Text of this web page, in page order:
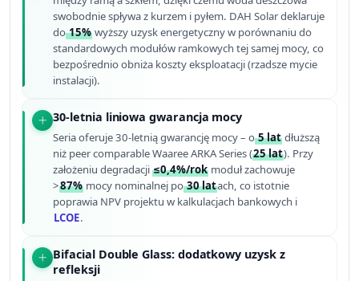
swobodnie spływa z kurzem i pyłem. DAH Solar deklaruje
do15% wyższy uzysk energetyczny w porównaniu do
standardowych modułów ramkowych tej samej mocy, co
bezpośrednio obniża koszty eksploatacji (rzadsze mycie
instalacji).
30-letnia liniowa gwarancja mocy
Seria oferuje 30-letnią gwarancję mocy – o5 lat dłuższą
niż peer comparable Waaree ARKA Series (25 lat). Przy
założeniu degradacji≤0,4%/rok moduł zachowuje
>87% mocy nominalnej po30 latach, co istotnie
poprawia NPV projektu w kalkulacjach bankowych i
LCOE.
Bifacial Double Glass: dodatkowy uzysk z
refleksji